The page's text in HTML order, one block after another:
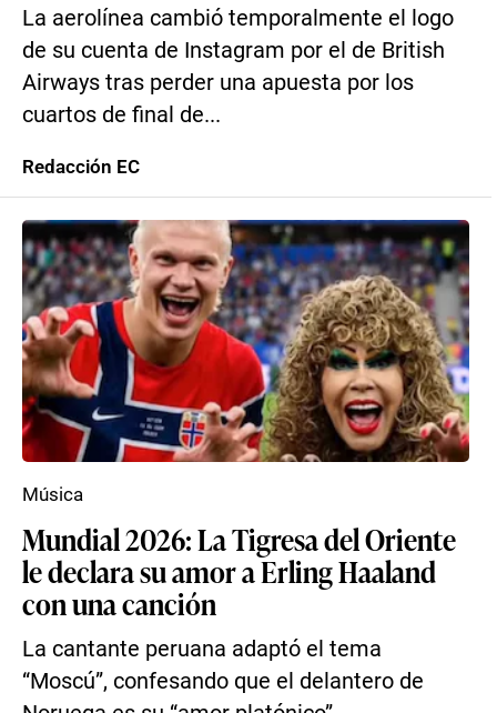
La aerolínea cambió temporalmente el logo
de su cuenta de Instagram por el de British
Airways tras perder una apuesta por los
cuartos de final de...
Redacción EC
Mundial 2026: La Tigresa del Oriente
le declara su amor a Erling Haaland
con una canción
La cantante peruana adaptó el tema
“Moscú”, confesando que el delantero de
Música